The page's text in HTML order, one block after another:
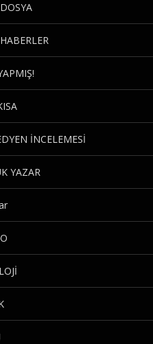
İNCELEMESİ
YAZAR